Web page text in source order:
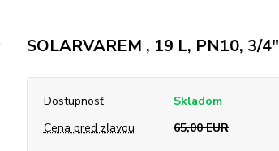
SOLARVAREM , 19 L, PN10, 3/4"
Dostupnosť
Skladom
Cena pred zľavou
65,00 EUR